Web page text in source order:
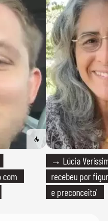
com
→ Lúcia
recebeu por
e preconceito'